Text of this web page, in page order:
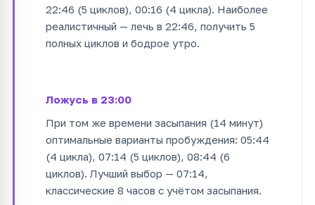
22:46 (5 циклов), 00:16 (4 цикла). Наиболее
реалистичный — лечь в 22:46, получить 5
полных циклов и бодрое утро.
Ложусь в 23:00
При том же времени засыпания (14 минут)
оптимальные варианты пробуждения: 05:44
(4 цикла), 07:14 (5 циклов), 08:44 (6
циклов). Лучший выбор — 07:14,
классические 8 часов с учётом засыпания.